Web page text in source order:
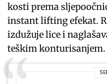
kosti prema
instant lifting efekat.
izdužuje lice i
teškim konturisanjem.